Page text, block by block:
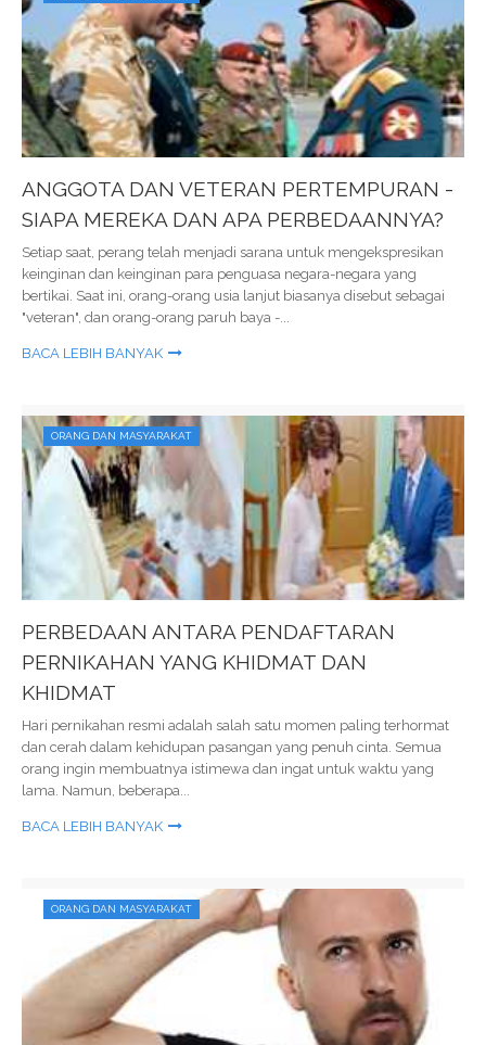
ANGGOTA DAN VETERAN PERTEMPURAN -
SIAPA MEREKA DAN APA PERBEDAANNYA?
Setiap saat, perang telah menjadi sarana untuk mengekspresikan
keinginan dan keinginan para penguasa negara-negara yang
bertikai. Saat ini, orang-orang usia lanjut biasanya disebut sebagai
"veteran", dan orang-orang paruh baya -...
BACA LEBIH BANYAK
ORANG DAN MASYARAKAT
PERBEDAAN ANTARA PENDAFTARAN
PERNIKAHAN YANG KHIDMAT DAN
KHIDMAT
Hari pernikahan resmi adalah salah satu momen paling terhormat
dan cerah dalam kehidupan pasangan yang penuh cinta. Semua
orang ingin membuatnya istimewa dan ingat untuk waktu yang
lama. Namun, beberapa...
BACA LEBIH BANYAK
ORANG DAN MASYARAKAT